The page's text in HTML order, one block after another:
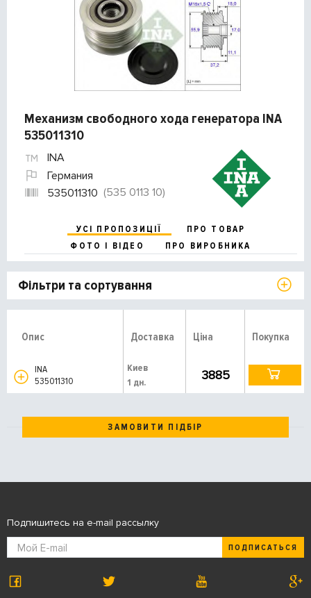
Механизм свободного хода генератора INA
535011310
INA
Германия
535011310 (535 0113 10)
УСІ ПРОПОЗИЦІЇ
ПРО ТОВАР
ФОТО І ВІДЕО
ПРО ВИРОБНИКА
Фільтри та сортування
Опис Доставка Ціна Покупка
INA
535011310
Киев
1 дн.
3885
ЗАМОВИТИ ПІДБІР
Подпишитесь на e-mail рассылку
ПОДПИСАТЬСЯ